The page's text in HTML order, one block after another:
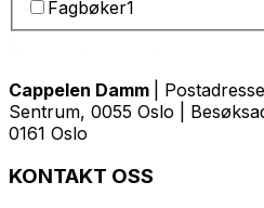
Fagbøker1
Cappelen Damm
|
Sentrum, 0055 Oslo |
0161 Oslo
KONTAKT OSS